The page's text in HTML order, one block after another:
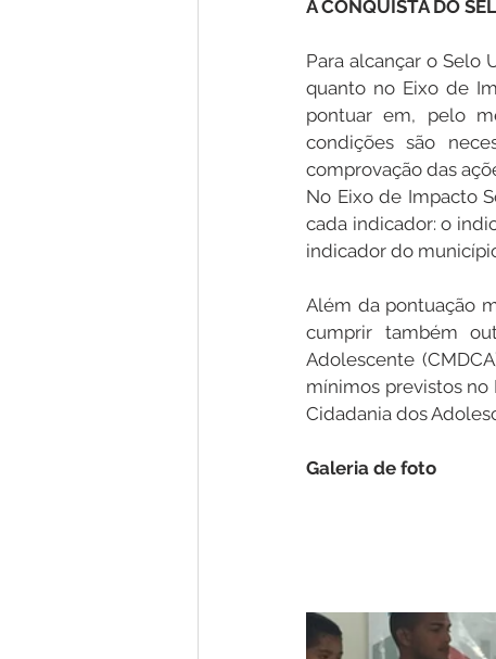
A CONQUISTA DO
Para alcançar o Selo
quanto no Eixo de
pontuar em, pelo
condições são
comprovação das
No Eixo de Impacto
cada indicador: o
indicador do
Além da pontuação
cumprir também
Adolescente
mínimos previstos no
Cidadania dos
Galeria de foto